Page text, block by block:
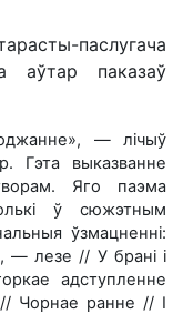
паслугача
аўтар паказаў
— лічыў
Гэта выказванне
Яго паэма
ў сюжэтным
ўзмацненні:
— лезе // У брані і
адступленне
Чорнае ранне // І